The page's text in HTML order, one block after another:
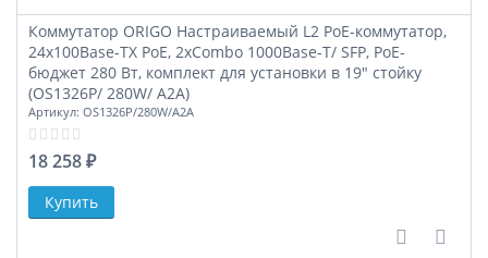
Коммутатор ORIGO Настраиваемый L2 PoE-коммутатор,
24x100Base-TX PoE, 2xCombo 1000Base-T/ SFP, PoE-
бюджет 280 Вт, комплект для установки в 19" стойку
(OS1326P/ 280W/ A2A)
Артикул: OS1326P/280W/A2A
18 258 ₽
В В